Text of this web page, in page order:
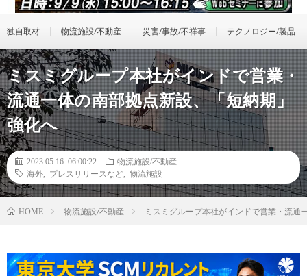
独自取材 物流施設/不動産 災害/事故/不祥事 テクノロジー/製品
ミスミグループ本社がインドで営業・
流通一体の南部拠点新設、「短納期」
強化へ
2023.05.16 06:00:22
物流施設/不動産
海外
プレスリリースなど 物流施設
HOME 物流施設/不動産 ミスミグループ本社がインドで営業・流通